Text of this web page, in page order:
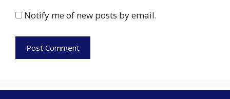
Notify me of new posts by email.